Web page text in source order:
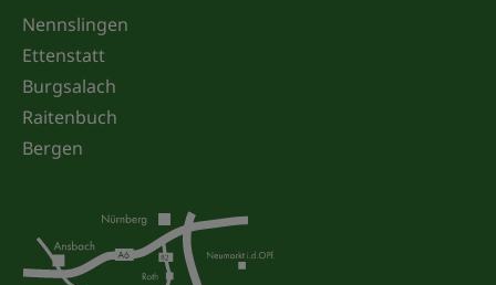
Nennslingen
Ettenstatt
Burgsalach
Raitenbuch
Bergen